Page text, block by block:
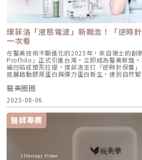
部。 [3] 耳廓下前緣： 位於耳廓下緣的前方約
輪廓、強化下頷線條的關鍵。 [4] 下頷嘴角交
處畫垂直線，再向唇角方向移動 1.5 公分。可
垂。 [5] 下顎角前緣： 位於下顎角前側約 1 公
的鬆弛組織，讓下顎線條清晰。五、 哪些部
Profhilo 逆時針之所以能成為抗老界的寵兒，
更因為它解決了傳統醫美難以觸及的「盲區」
「液態拉皮」的概念，從根本提升肌膚彈性。以
中最推薦的：1. 臉部液態拉皮：BAP 五點精
用。與傳統玻尿酸增加臉部「厚重感」或「體
Profhilo 本質上是液態拉皮。我們採用國際標
Points）五點注射法，這五個點是避開重要血
的黃金位置： 顴骨高點：啟動中臉肌膚的生物
交界：透過提升肌膚彈力，自然弱化法令紋的
臉部外側緊緻度，讓輪廓不再鬆垮。 下頷嘴角
弛，恢復皮膚原有的拉力。 下顎角前緣：誘導
緣的曲線。這五個點位並非用來「填充凹陷」，
尿酸在皮下如水幕般擴散，誘導彈力蛋白大量
隱形的「彈力網」，讓下顎線與中臉自然回歸
紋：修復彈力纖維的救星頸部皮膚極薄，且缺
彈力纖維斷裂。傳統填充型玻尿酸因為有化學
膚過薄而產生凸起（毛毛蟲現象）。Profhilo
璞菲洛「液態電波」新概念！「逆時
一次看
在醫美技術不斷進化的2025年，來自瑞士的創
Profhilo」正式引進台灣，立即成為醫美新寵
補凹陷或塑形拉提，璞菲洛主打「逆時針保養
底層啟動膠原蛋白與彈力蛋白新生，達到自然
果。 Profhilo更邀請郭台銘夫人曾馨瑩擔任形
點。我們將帶你全面認識這項創新療程，從作用
與常見問題，一次搞懂「逆時針玻尿酸」的魅
麼？ 璞菲洛是一項注射型玻尿酸產品，由瑞士
低分子玻尿酸皮下植入劑」，在台灣獲得衛福
與傳統玻尿酸不同，璞菲洛不以填補凹陷為目
remodeling）方式，喚醒肌膚自身的修復機能
的生成，達到自然緊緻與改善膚質的效果。璞
洛之所以能引發醫美界關注，主要在於它與傳
透過獨特技術從根本上改善肌膚狀態。以下是
獨特「生物重塑」機制：啟動膠原與彈力蛋白
醫美圈圈
2025-08-06
醫師專欄